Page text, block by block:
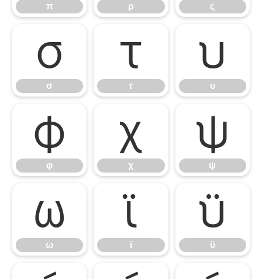
π ρ ς
σ
σ
τ
τ
υ
υ
φ
φ
χ
χ
ψ
ψ
ω
ω
ϊ
ϊ
ϋ
ϋ